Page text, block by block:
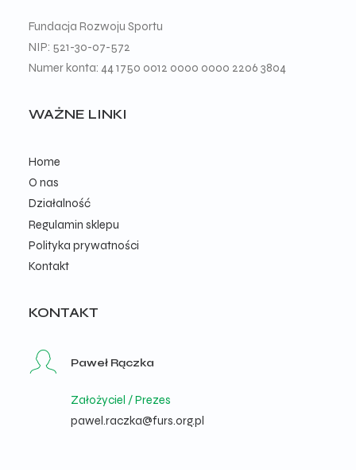
Fundacja Rozwoju Sportu
NIP: 521-30-07-572
Numer konta: 44 1750 0012 0000 0000 2206 3804
WAŻNE LINKI
Home
O nas
Działalność
Regulamin sklepu
Polityka prywatności
Kontakt
KONTAKT
Paweł Rączka
Założyciel / Prezes
pawel.raczka@furs.org.pl